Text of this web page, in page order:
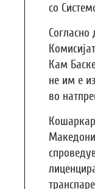
со
Согласно
Кам
не им е
во